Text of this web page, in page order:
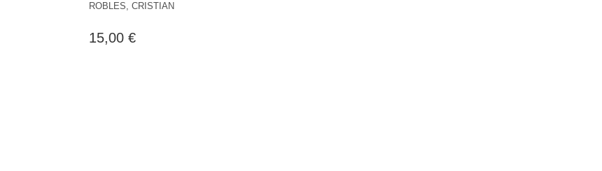
ROBLES, CRISTIAN
15,00 €